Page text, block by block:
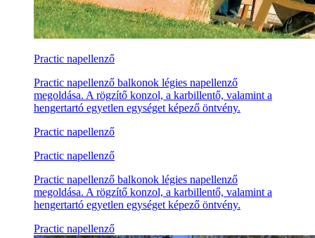
Practic napellenző
Practic napellenző balkonok légies napellenző
megoldása. A rögzítő konzol, a karbillentő, valamint a
hengertartó egyetlen egységet képező öntvény.
Practic napellenző
Practic napellenző
Practic napellenző balkonok légies napellenző
megoldása. A rögzítő konzol, a karbillentő, valamint a
hengertartó egyetlen egységet képező öntvény.
Practic napellenző